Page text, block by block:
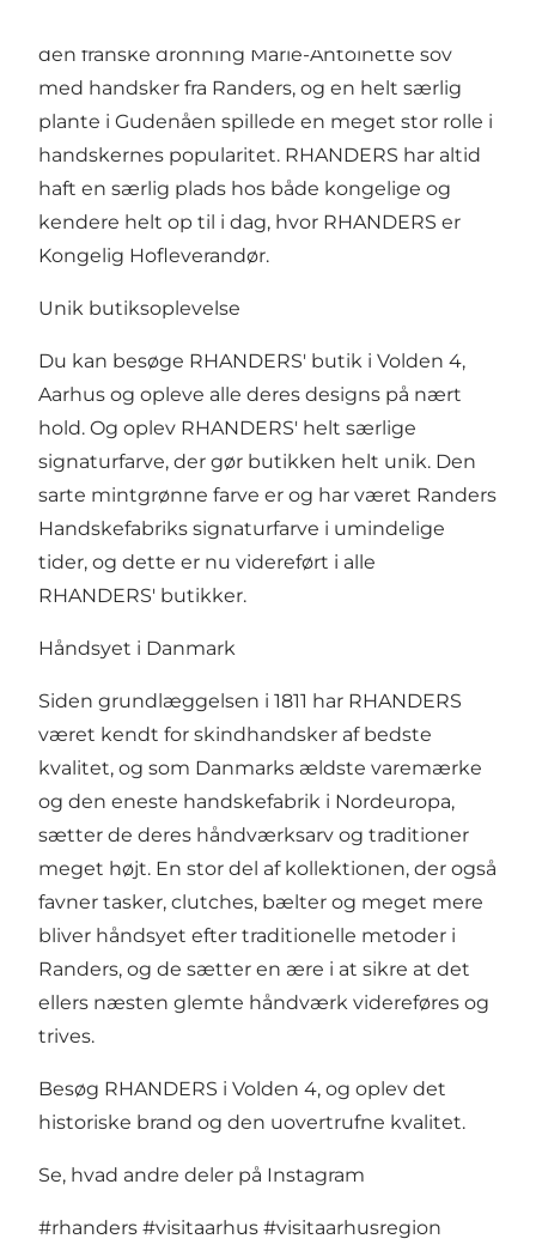
den franske dronning Marie-Antoinette sov
med handsker fra Randers, og en helt særlig
plante i Gudenåen spillede en meget stor rolle i
handskernes popularitet. RHANDERS har altid
haft en særlig plads hos både kongelige og
kendere helt op til i dag, hvor RHANDERS er
Kongelig Hofleverandør.
Unik butiksoplevelse
Du kan besøge RHANDERS' butik i Volden 4,
Aarhus og opleve alle deres designs på nært
hold. Og oplev RHANDERS' helt særlige
signaturfarve, der gør butikken helt unik. Den
sarte mintgrønne farve er og har været Randers
Handskefabriks signaturfarve i umindelige
tider, og dette er nu videreført i alle
RHANDERS' butikker.
Håndsyet i Danmark
Siden grundlæggelsen i 1811 har RHANDERS
været kendt for skindhandsker af bedste
kvalitet, og som Danmarks ældste varemærke
og den eneste handskefabrik i Nordeuropa,
sætter de deres håndværksarv og traditioner
meget højt. En stor del af kollektionen, der også
favner tasker, clutches, bælter og meget mere
bliver håndsyet efter traditionelle metoder i
Randers, og de sætter en ære i at sikre at det
ellers næsten glemte håndværk videreføres og
trives.
Besøg RHANDERS i Volden 4, og oplev det
historiske brand og den uovertrufne kvalitet.
Se, hvad andre deler på Instagram
#rhanders #visitaarhus #visitaarhusregion